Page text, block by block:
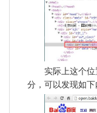
实际上这个
分，可以发现如下